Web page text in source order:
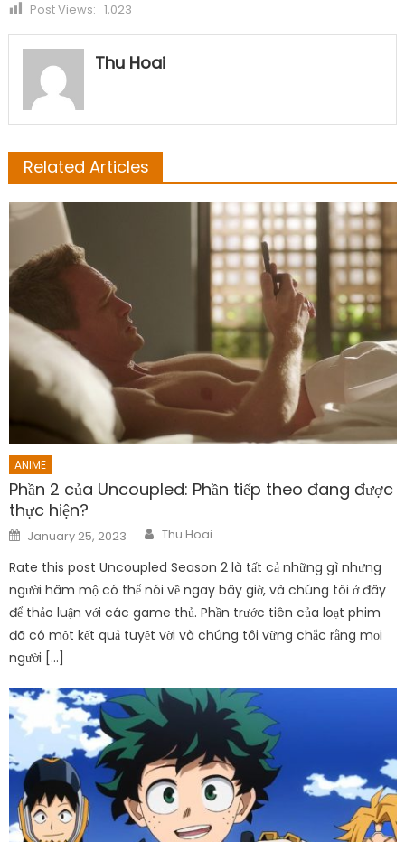
Post Views: 1,023
Thu Hoai
Related Articles
ANIME
Phần 2 của Uncoupled: Phần tiếp theo đang được
thực hiện?
Posted
on
January 25, 2023 Author
Thu Hoai
Rate this post Uncoupled Season 2 là tất cả những gì nhưng
người hâm mộ có thể nói về ngay bây giờ, và chúng tôi ở đây
để thảo luận với các game thủ. Phần trước tiên của loạt phim
đã có một kết quả tuyệt vời và chúng tôi vững chắc rằng mọi
người […]